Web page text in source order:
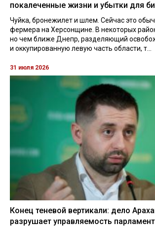
покалеченные жизни и убытки для
Чуйка, бронежилет и шлем. Сейчас это
фермера на Херсонщине. В некоторых
но чем ближе Днепр, разделяющий
и оккупированную левую часть области, т...
31 июля 2026
Конец теневой вертикали: дело
разрушает управляемость